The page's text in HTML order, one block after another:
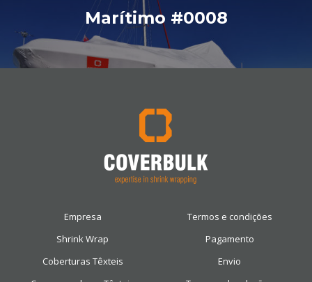
Marítimo #0008
Empresa
Shrink Wrap
Coberturas Têxteis
Termos e condições
Pagamento
Envio